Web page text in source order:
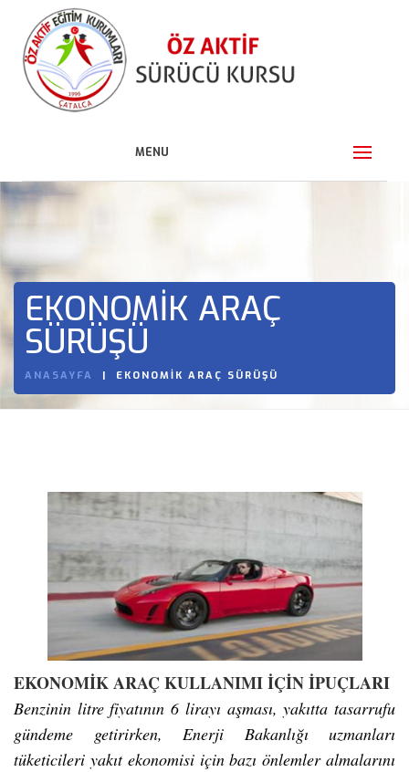
MENU
EKONOMIK ARAÇ
SÜRÜŞÜ
ANASAYFA EKONOMIK ARAÇ SÜRÜŞÜ
EKONOMİK ARAÇ KULLANIMI İÇİN İPUÇLARI
Benzinin litre fiyatının 6 lirayı aşması, yakıtta tasarrufu
gündeme getirirken, Enerji Bakanlığı uzmanları
tüketicileri yakıt ekonomisi için bazı önlemler almalarını